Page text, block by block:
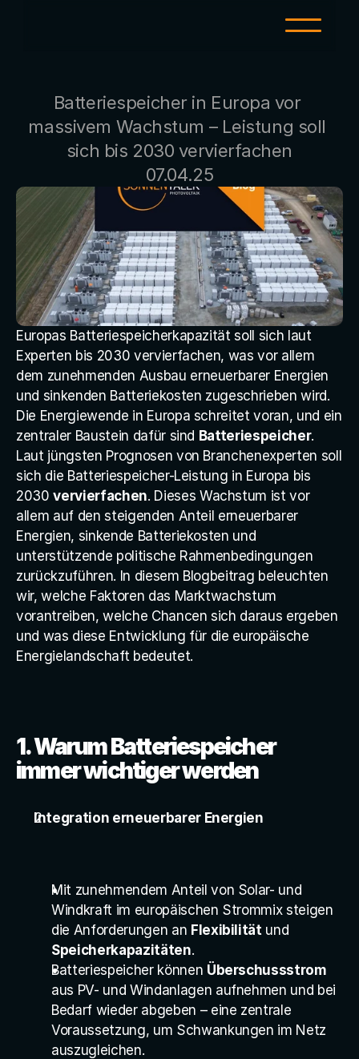
Home
KI-Strom
PV für zu Hause
PV-Großanlagen
Wärmepumpe
Investment
Servicetool
Ablaufplan
Anlagenwartung
Monitoring
Versicherung
SERVICE
Investment
Kostenlosanfragen
Batteriespeicher in Europa vor
massivem Wachstum – Leistung soll
sich bis 2030 vervierfachen
07.04.25
Europas Batteriespeicherkapazität soll sich laut
Experten bis 2030 vervierfachen, was vor allem
dem zunehmenden Ausbau erneuerbarer Energien
und sinkenden Batteriekosten zugeschrieben wird.
Die Energiewende in Europa schreitet voran, und ein
zentraler Baustein dafür sind Batteriespeicher.
Laut jüngsten Prognosen von Branchenexperten soll
sich die Batteriespeicher-Leistung in Europa bis
2030 vervierfachen. Dieses Wachstum ist vor
allem auf den steigenden Anteil erneuerbarer
Energien, sinkende Batteriekosten und
unterstützende politische Rahmenbedingungen
zurückzuführen. In diesem Blogbeitrag beleuchten
wir, welche Faktoren das Marktwachstum
vorantreiben, welche Chancen sich daraus ergeben
und was diese Entwicklung für die europäische
Energielandschaft bedeutet.
1. Warum Batteriespeicher
immer wichtiger werden
Integration erneuerbarer Energien
Mit zunehmendem Anteil von Solar- und
Windkraft im europäischen Strommix steigen
die Anforderungen an Flexibilität
Speicherkapazitäten.
Batteriespeicher können Überschussstrom
aus PV- und Windanlagen aufnehmen und bei
Bedarf wieder abgeben – eine zentrale
Voraussetzung, um Schwankungen im Netz
auszugleichen.